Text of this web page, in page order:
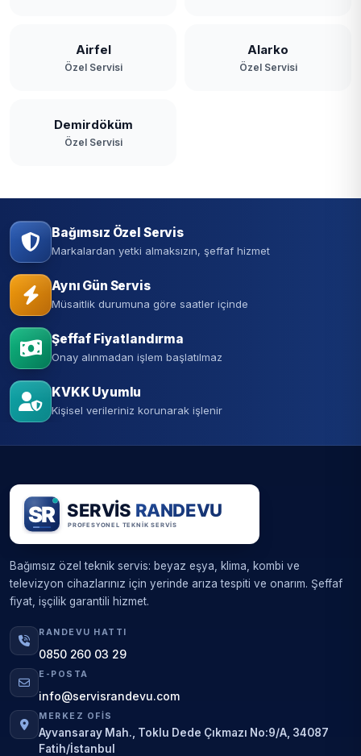
Airfel
Özel Servisi
Alarko
Özel Servisi
Demirdöküm
Özel Servisi
Bağımsız Özel Servis
Markalardan yetki almaksızın, şeffaf hizmet
Aynı Gün Servis
Müsaitlik durumuna göre saatler içinde
Şeffaf Fiyatlandırma
Onay alınmadan işlem başlatılmaz
KVKK Uyumlu
Kişisel verileriniz korunarak işlenir
Bağımsız özel teknik servis: beyaz eşya, klima, kombi ve
televizyon cihazlarınız için yerinde arıza tespiti ve onarım. Şeffaf
fiyat, işçilik garantili hizmet.
RANDEVU HATTI
0850 260 03 29
E-POSTA
info@servisrandevu.com
MERKEZ OFIS
Ayvansaray Mah., Toklu Dede Çıkmazı No:9/A, 34087
Fatih/İstanbul